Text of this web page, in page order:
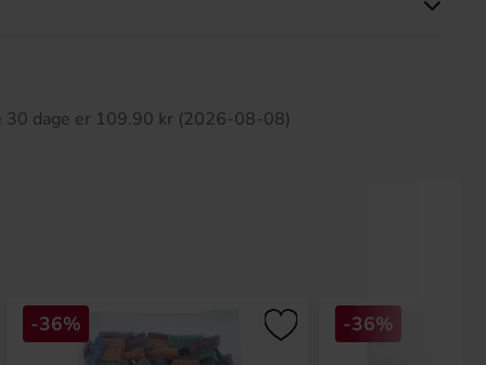
30 dage er 109.90 kr (2026-08-08)
-36% -36%